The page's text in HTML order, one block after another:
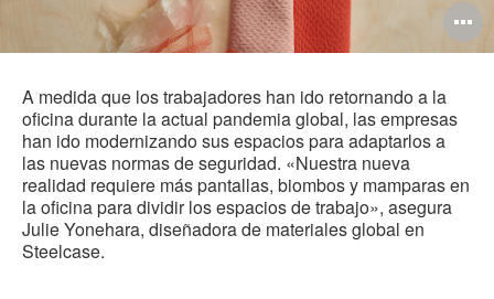
A medida que los trabajadores han ido retornando a la
oficina durante la actual pandemia global, las empresas
han ido modernizando sus espacios para adaptarlos a
las nuevas normas de seguridad. «Nuestra nueva
realidad requiere más pantallas, biombos y mamparas en
la oficina para dividir los espacios de trabajo», asegura
Julie Yonehara, diseñadora de materiales global en
Steelcase.